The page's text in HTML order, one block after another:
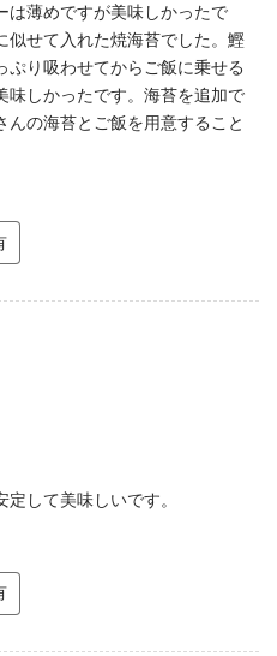
は薄めですが美味しかったで
似せて入れた焼海苔でした。鰹
り吸わせてからご飯に乗せる
味しかったです。海苔を追加で
の海苔とご飯を用意すること
して美味しいです。